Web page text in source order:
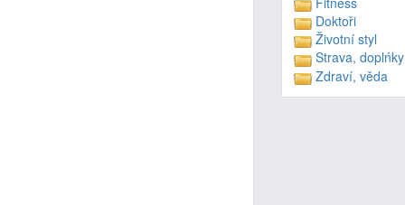
Doktoři
Životní styl
Strava, doplńky
Zdraví, věda